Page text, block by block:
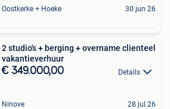
Oostkerke + Hoeke 30 jun 26
2 studio's + berging + overname clienteel
vakantieverhuur
€ 349.000,00 Details
Ninove 28 jul 26